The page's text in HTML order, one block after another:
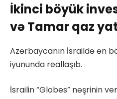
İkinci böyük
və Tamar qaz
Azərbaycanın İsraildə ən
iyununda reallaşıb.
İsrailin “Globes” nəşrinin